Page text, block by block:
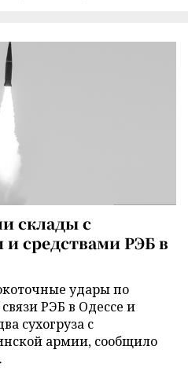
склады с
и средствами РЭБ в
удары по
РЭБ в Одессе и
сухогруза с
армии, сообщило